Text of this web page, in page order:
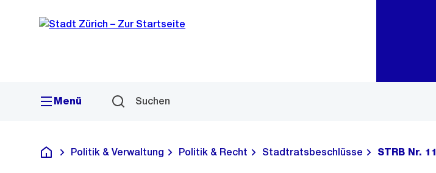
Navigation
Sprunglink
Menü Suchen
Deutsch
Politik & Verwaltung Politik & Recht Stadtratsbeschlüsse STRB Nr.